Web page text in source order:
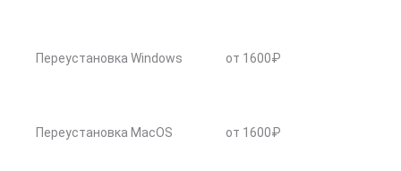
Переустановка Windows от 1600₽
Переустановка MacOS от 1600₽